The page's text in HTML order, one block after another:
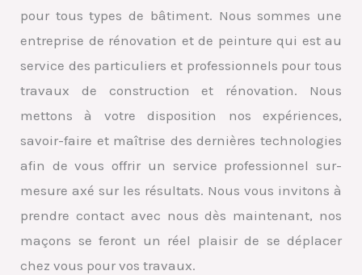
pour tous types de bâtiment. Nous sommes une
entreprise de rénovation et de peinture qui est au
service des particuliers et professionnels pour tous
travaux de construction et rénovation. Nous
mettons à votre disposition nos expériences,
savoir-faire et maîtrise des dernières technologies
afin de vous offrir un service professionnel sur-
mesure axé sur les résultats. Nous vous invitons à
prendre contact avec nous dès maintenant, nos
maçons se feront un réel plaisir de se déplacer
chez vous pour vos travaux.